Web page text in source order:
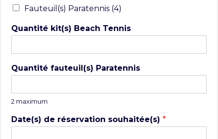
Fauteuil(s) Paratennis (4)
Quantité kit(s) Beach Tennis
Quantité fauteuil(s) Paratennis
2 maximum
Date(s) de réservation souhaitée(s)*